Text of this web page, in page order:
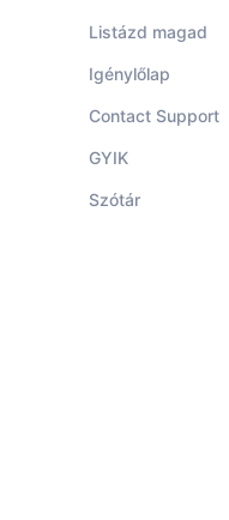
Listázd magad
Igénylőlap
Contact Support
GYIK
Szótár